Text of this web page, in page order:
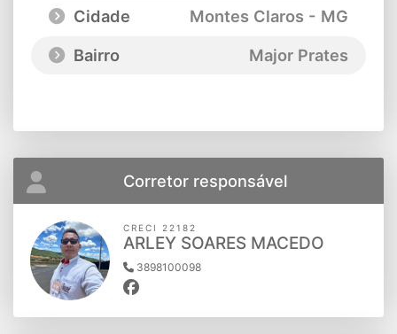
Cidade
Montes Claros - MG
Bairro
Major Prates
Corretor responsável
CRECI 22182
ARLEY SOARES MACEDO
3898100098